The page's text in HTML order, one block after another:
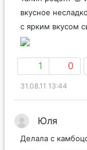
вкусное
с ярким вкусом
1 0
31.08.11 13:44
Юля
Делала с